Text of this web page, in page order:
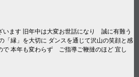
います 旧年中は大変お世話になり 誠に有難う
「縁」を大切に ダンスを通じて沢山の笑顔と感
で 本年も変わらず ご指導ご鞭撻のほど 宜し